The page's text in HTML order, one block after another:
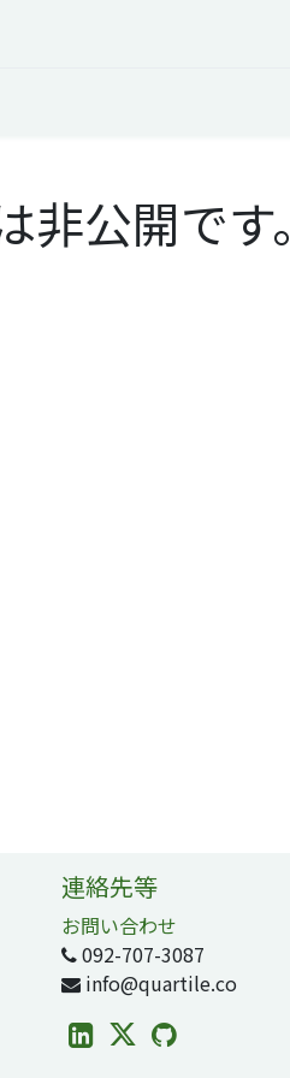
公開です。
連絡先等
お問い合わせ
092-707-3087
info@quartile.co